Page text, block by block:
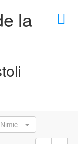
×
la
Nimic